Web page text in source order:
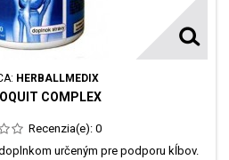
HERBALLMEDIX
COMPLEX
Recenzia(e): 0
určeným pre podporu kĺbov.